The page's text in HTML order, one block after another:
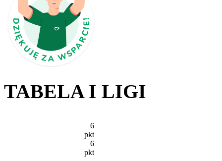
TABELA I LIGI
6
pkt
6
pkt